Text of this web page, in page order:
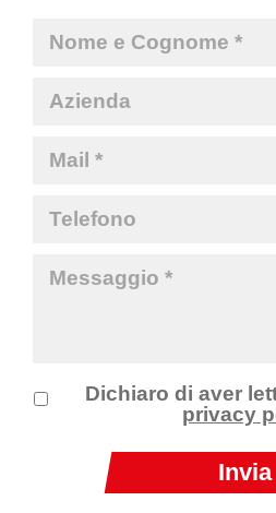
Dichiaro di aver
privacy